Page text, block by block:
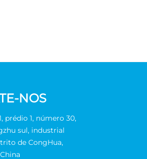
NOS
prédio 1, número 30,
sul, industrial
de CongHua,